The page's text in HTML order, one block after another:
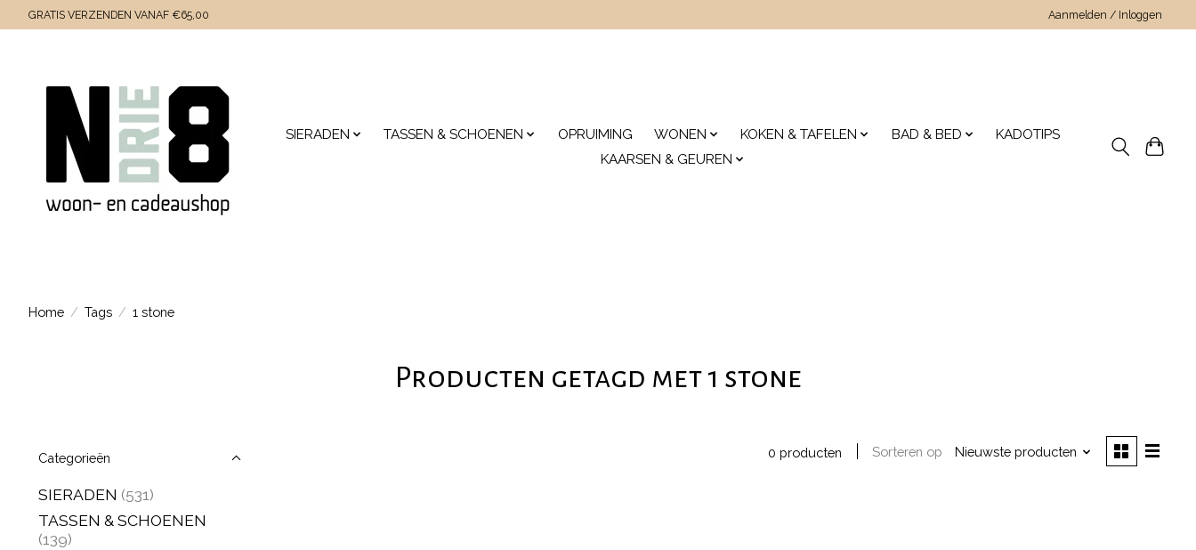
GRATIS VERZENDEN VANAF €65,00 Aanmelden / Inloggen
SIERADEN TASSEN & SCHOENEN OPRUIMING WONEN KOKEN & TAFELEN BAD & BED
KADOTIPS
KAARSEN & GEUREN
Home / Tags / 1 stone
Producten getagd met 1 stone
Categorieën
SIERADEN (531)
TASSEN & SCHOENEN
(139)
0 producten Sorteren op Nieuwste producten